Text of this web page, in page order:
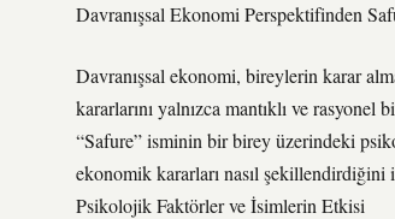
Davranışsal Ekonomi Perspektifinden
Davranışsal ekonomi, bireylerin karar
kararlarını yalnızca mantıklı ve
“Safure” isminin bir birey üzerindeki
ekonomik kararları nasıl
Psikolojik Faktörler ve İsimlerin Etkisi